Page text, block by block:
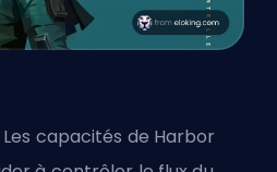
Les capacités de Harbor